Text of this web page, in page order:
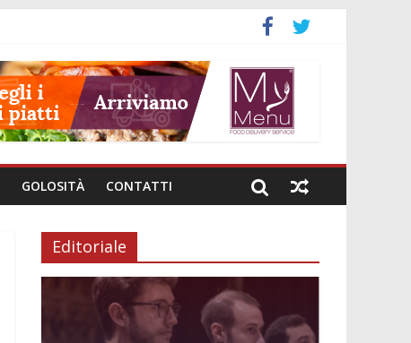
GOLOSITÀ CONTATTI
Editoriale